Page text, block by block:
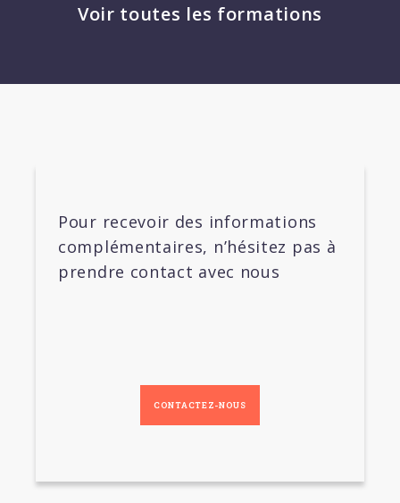
Voir toutes les formations
Pour recevoir des informations
complémentaires, n’hésitez pas à
prendre contact avec nous
CONTACTEZ-NOUS